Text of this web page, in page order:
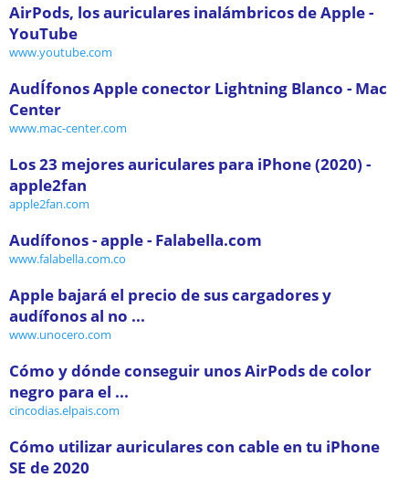
AirPods, los auriculares inalámbricos de Apple -
YouTube
www.youtube.com
AudÍfonos Apple conector Lightning Blanco - Mac
Center
www.mac-center.com
Los 23 mejores auriculares para iPhone (2020) -
apple2fan
apple2fan.com
Audífonos - apple - Falabella.com
www.falabella.com.co
Apple bajará el precio de sus cargadores y
audífonos al no ...
www.unocero.com
Cómo y dónde conseguir unos AirPods de color
negro para el ...
cincodias.elpais.com
Cómo utilizar auriculares con cable en tu iPhone
SE de 2020